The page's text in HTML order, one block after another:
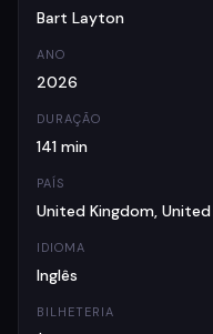
Bart Layton
ANO
2026
DURAÇÃO
141 min
PAÍS
United Kingdom,
IDIOMA
Inglês
BILHETERIA